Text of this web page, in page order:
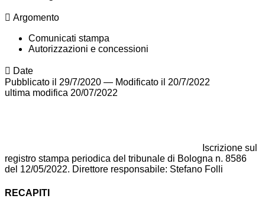
Argomento
Comunicati stampa
Autorizzazioni e concessioni
Date
Pubblicato il 29/7/2020 — Modificato il 20/7/2022
ultima modifica 20/07/2022
Iscrizione sul
registro stampa periodica del tribunale di Bologna n. 8586
del 12/05/2022. Direttore responsabile: Stefano Folli
RECAPITI